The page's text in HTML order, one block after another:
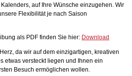
auf Ihre Wünsche einzugehen. Wir
Flexibilität je nach Saison
als PDF finden Sie hier: Download
da wir auf dem einzigartigen, kreativen
etwas versteckt liegen und Ihnen ein
Besuch ermöglichen wollen.